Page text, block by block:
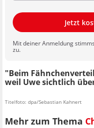
Jetzt
Mit deiner Anmeldung
zu.
"Beim
weil Uwe sichtlich
Titelfoto: dpa/Sebastian Kahnert
Mehr zum Thema